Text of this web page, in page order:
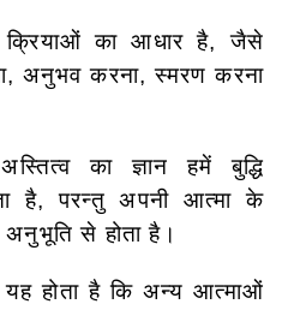
क्रियाओं का आधार है, जैसे
अनुभव करना, स्मरण करना
का ज्ञान हमें बुद्धि
है, परन्तु अपनी आत्मा के
अनुभूति से होता है।
यह होता है कि अन्य आत्माओं